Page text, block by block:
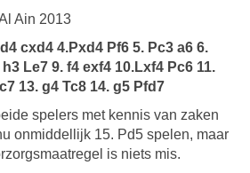
Ain 2013
cxd4 4.Pxd4 Pf6 5. Pc3 a6 6.
Le7 9. f4 exf4 10.Lxf4 Pc6 11.
13. g4 Tc8 14. g5 Pfd7
spelers met kennis van zaken
onmiddellijk 15. Pd5 spelen, maar
is niets mis.